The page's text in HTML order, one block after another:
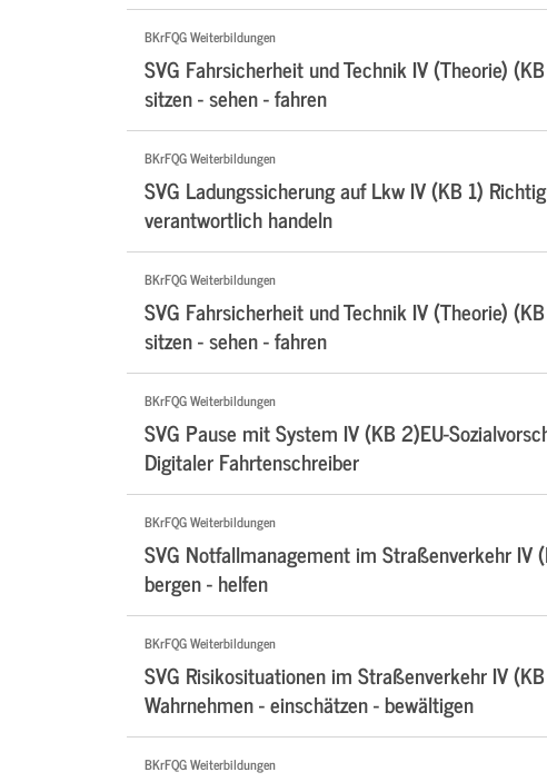
BKrFQG Weiterbildungen
SVG Fahrsicherheit und Technik IV (Theorie)
sitzen - sehen - fahren
BKrFQG Weiterbildungen
SVG Ladungssicherung auf Lkw IV (KB 1)
verantwortlich handeln
BKrFQG Weiterbildungen
SVG Fahrsicherheit und Technik IV (Theorie)
sitzen - sehen - fahren
BKrFQG Weiterbildungen
SVG Pause mit System IV (KB 2)EU-
Digitaler Fahrtenschreiber
BKrFQG Weiterbildungen
SVG Notfallmanagement im Straßenverkehr IV
bergen - helfen
BKrFQG Weiterbildungen
SVG Risikosituationen im Straßenverkehr IV
Wahrnehmen - einschätzen - bewältigen
BKrFQG Weiterbildungen